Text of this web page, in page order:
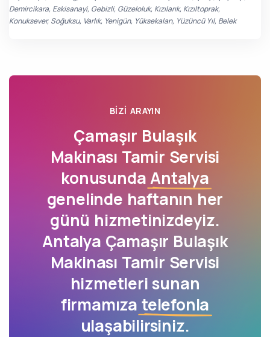
Demircikara, Eskisanayi, Gebizli, Güzeloluk, Kızılarık, Kızıltoprak,
Konuksever, Soğuksu, Varlık, Yenigün, Yüksekalan, Yüzüncü Yıl, Belek
BIZI ARAYIN
Çamaşır Bulaşık
Makinası Tamir Servisi
konusundaAntalya
genelinde haftanın her
günü hizmetinizdeyiz.
Antalya Çamaşır Bulaşık
Makinası Tamir Servisi
hizmetleri sunan
firmamıza telefonla
ulaşabilirsiniz.